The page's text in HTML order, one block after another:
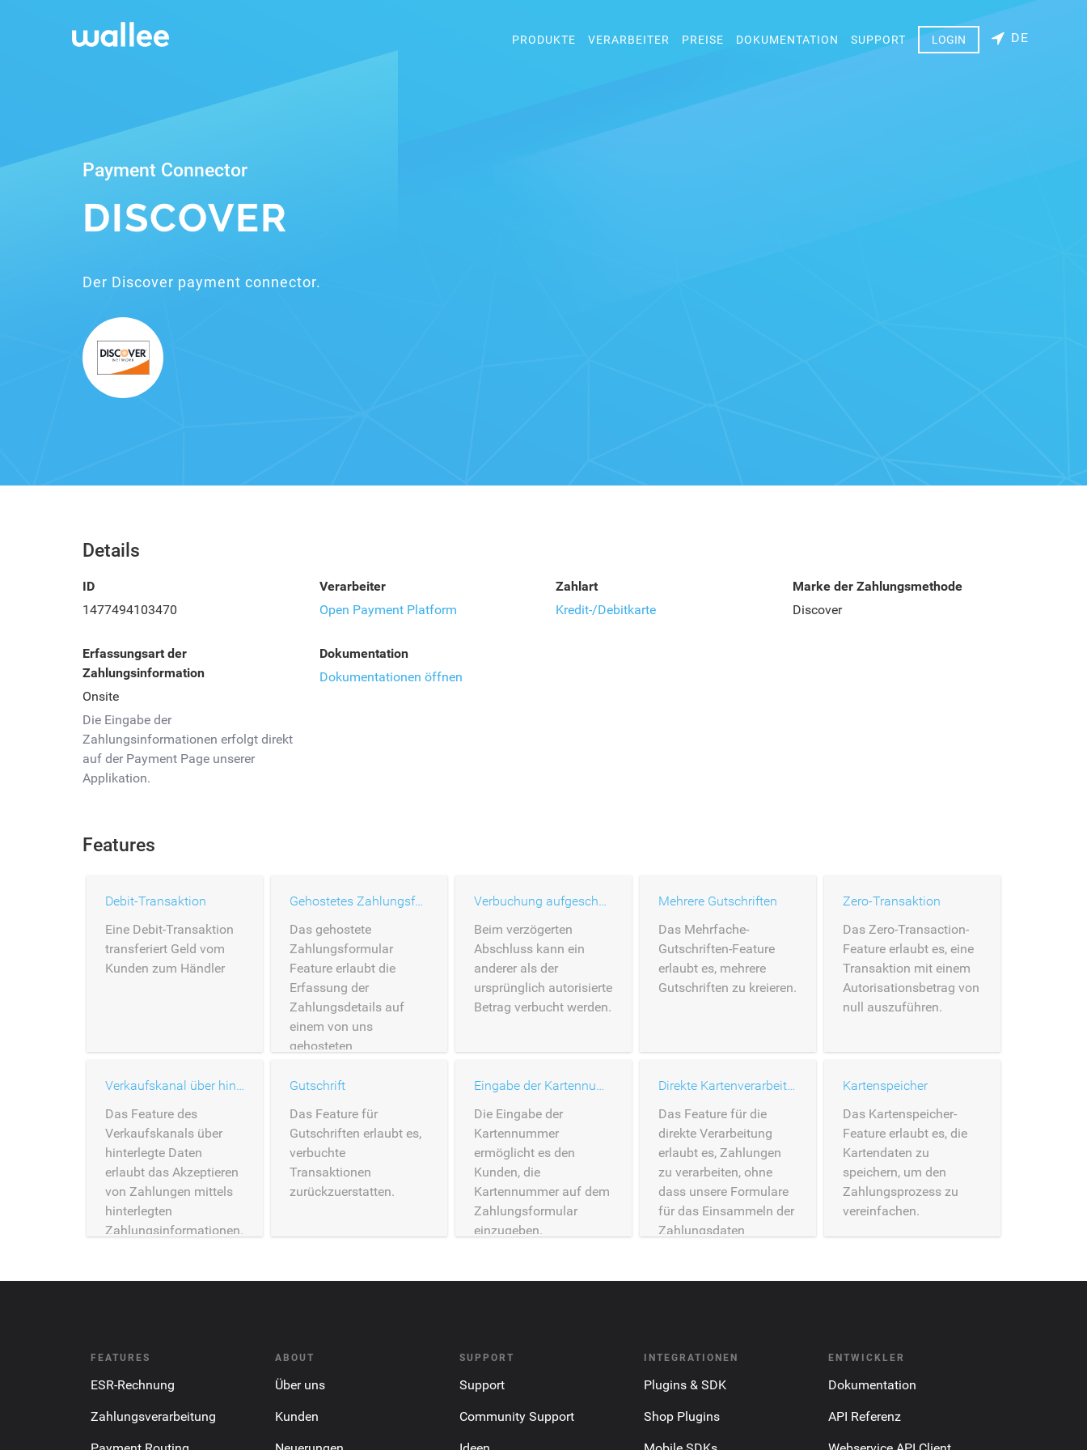
PRODUKTE VERARBEITER PREISE DOKUMENTATION SUPPORT LOGIN DE
Payment Connector
DISCOVER
Der Discover payment connector.
Details
ID
1477494103470
Verarbeiter
Open Payment Platform
Zahlart
Kredit-/Debitkarte
Marke der Zahlungsmethode
Discover
Erfassungsart der
Zahlungsinformation
Onsite
Die Eingabe der
Zahlungsinformationen erfolgt direkt
auf der Payment Page unserer
Applikation.
Dokumentation
Dokumentationen öffnen
Features
Debit-Transaktion
Eine Debit-Transaktion
transferiert Geld vom
Kunden zum Händler
Gehostetes Zahlungsformular
Das gehostete
Zahlungsformular
Feature erlaubt die
Erfassung der
Zahlungsdetails auf
einem von uns
gehosteten
Verbuchung aufgeschoben
Beim verzögerten
Abschluss kann ein
anderer als der
ursprünglich autorisierte
Betrag verbucht werden.
Mehrere Gutschriften
Das Mehrfache-
Gutschriften-Feature
erlaubt es, mehrere
Gutschriften zu kreieren.
Zero-Transaktion
Das Zero-Transaction-
Feature erlaubt es, eine
Transaktion mit einem
Autorisationsbetrag von
null auszuführen.
Verkaufskanal über hinterlegte Karten
Das Feature des
Verkaufskanals über
hinterlegte Daten
erlaubt das Akzeptieren
von Zahlungen mittels
hinterlegten
Zahlungsinformationen.
Gutschrift
Das Feature für
Gutschriften erlaubt es,
verbuchte
Transaktionen
zurückzuerstatten.
Eingabe der Kartennummer
Die Eingabe der
Kartennummer
ermöglicht es den
Kunden, die
Kartennummer auf dem
Zahlungsformular
einzugeben.
Direkte Kartenverarbeitung
Das Feature für die
direkte Verarbeitung
erlaubt es, Zahlungen
zu verarbeiten, ohne
dass unsere Formulare
für das Einsammeln der
Zahlungsdaten
Kartenspeicher
Das Kartenspeicher-
Feature erlaubt es, die
Kartendaten zu
speichern, um den
Zahlungsprozess zu
vereinfachen.
FEATURES
ESR-Rechnung
Zahlungsverarbeitung
ABOUT
Über uns
Kunden
SUPPORT
Support
Community Support
INTEGRATIONEN
Plugins & SDK
Shop Plugins
ENTWICKLER
Dokumentation
API Referenz